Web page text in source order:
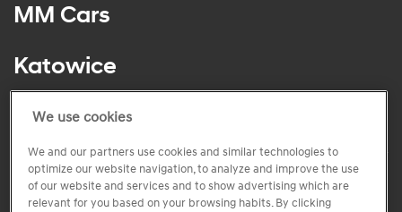
MM Cars
Katowice
Kościuszki 253
tel.: +48 (32) 793 73 00
We use cookies
We and our partners use cookies and similar technologies to
optimize our website navigation, to analyze and improve the use
of our website and services and to show advertising which are
relevant for you based on your browsing habits. By clicking